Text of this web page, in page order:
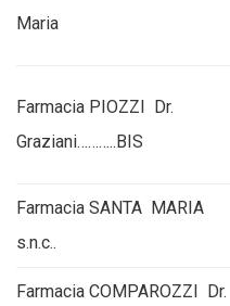
Maria
Farmacia PIOZZI Dr.
Graziani………..BIS
Farmacia SANTA MARIA
s.n.c..
Farmacia COMPAROZZI Dr.